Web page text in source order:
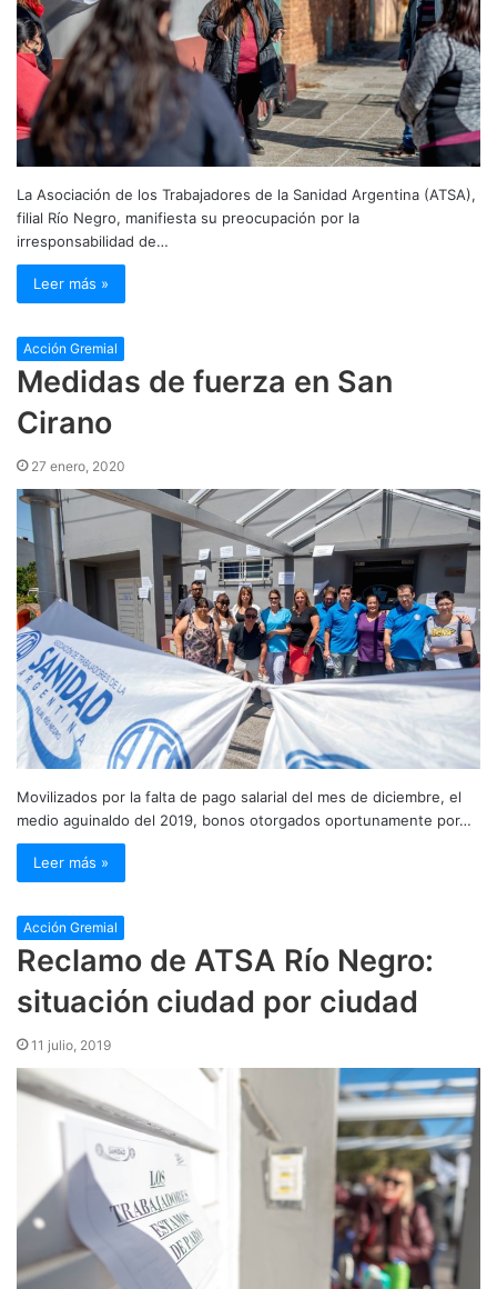
La Asociación de los Trabajadores de la Sanidad Argentina (ATSA),
filial Río Negro, manifiesta su preocupación por la
irresponsabilidad de…
Leer más »
Acción Gremial
Medidas de fuerza en San
Cirano
27 enero, 2020
Movilizados por la falta de pago salarial del mes de diciembre, el
medio aguinaldo del 2019, bonos otorgados oportunamente por…
Leer más »
Acción Gremial
Reclamo de ATSA Río Negro:
situación ciudad por ciudad
11 julio, 2019